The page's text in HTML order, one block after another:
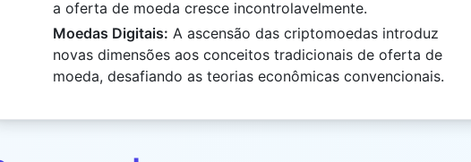
a oferta de moeda cresce incontrolavelmente.
Moedas Digitais: A ascensão das criptomoedas introduz
novas dimensões aos conceitos tradicionais de oferta de
moeda, desafiando as teorias econômicas convencionais.